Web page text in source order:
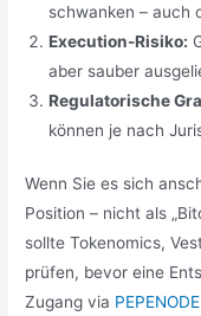
schwanken – auch
Execution-Risiko:
aber sauber
Regulatorische
können je nach
Wenn Sie es sich
Position – nicht als
sollte Tokenomics,
prüfen, bevor eine
Zugang via